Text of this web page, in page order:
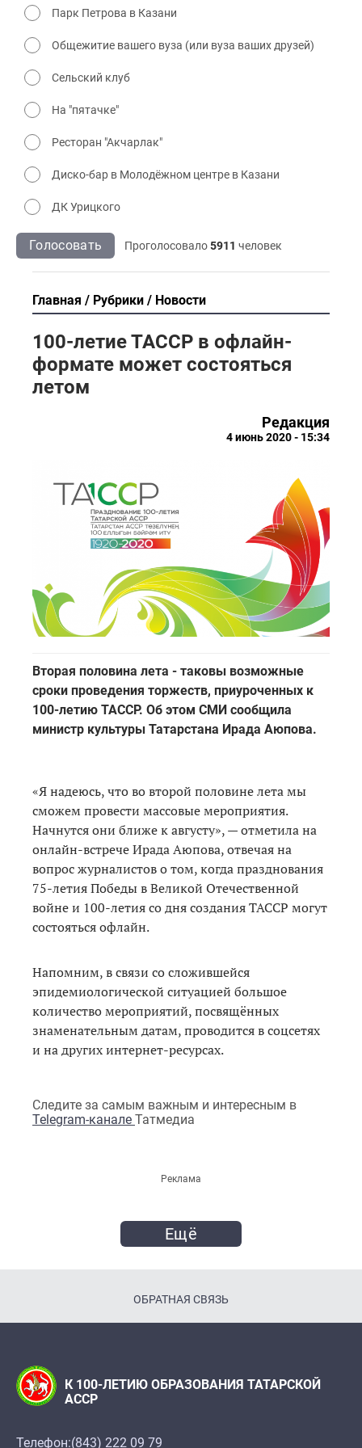
Парк Петрова в Казани
Общежитие вашего вуза (или вуза ваших друзей)
Сельский клуб
На "пятачке"
Ресторан "Акчарлак"
Диско-бар в Молодёжном центре в Казани
ДК Урицкого
Голосовать Проголосовало5911 человек
Главная Рубрики Новости
100-летие ТАССР в офлайн-
формате может состояться
летом
Редакция
4 июнь 2020 - 15:34
Вторая половина лета - таковы возможные
сроки проведения торжеств, приуроченных к
100-летию ТАССР. Об этом СМИ сообщила
министр культуры Татарстана Ирада Аюпова.
«Я надеюсь, что во второй половине лета мы
сможем провести массовые мероприятия.
Начнутся они ближе к августу», — отметила на
онлайн-встрече Ирада Аюпова, отвечая на
вопрос журналистов о том, когда празднования
75-летия Победы в Великой Отечественной
войне и 100-летия со дня создания ТАССР могут
состояться офлайн.
Напомним, в связи со сложившейся
эпидемиологической ситуацией большое
количество мероприятий, посвящённых
знаменательным датам, проводится в соцсетях
и на других интернет-ресурсах.
Следите за самым важным и интересным в
Telegram-канале Татмедиа
Реклама
Ещё
ОБРАТНАЯ СВЯЗЬ
К 100-ЛЕТИЮ ОБРАЗОВАНИЯ ТАТАРСКОЙ
АССР
Телефон:(843) 222 09 79